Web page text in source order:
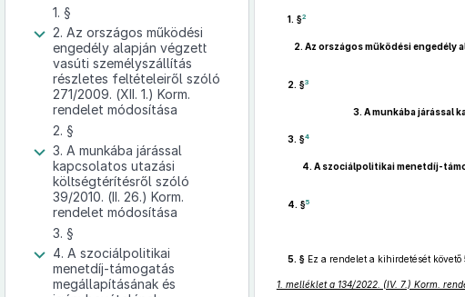
1. §
2. Az országos működési
engedély alapján végzett
vasúti személyszállítás
részletes feltételeiről szóló
271/2009. (XII. 1.) Korm.
rendelet módosítása
2. §
3. A munkába járással
kapcsolatos utazási
költségtérítésről szóló
39/2010. (II. 26.) Korm.
rendelet módosítása
3. §
4. A szociálpolitikai
menetdíj-támogatás
megállapításának és
1. §2
2. Az országos működési engedély
2. §3
3. A munkába járással
3. §4
4. A szociálpolitikai menetdíj-
4. §5
5. §Ez a rendelet a kihirdetését követő
1. melléklet a 134/2022. (IV. 7.) Korm.